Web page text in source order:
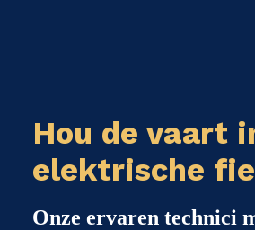
Hou de vaart
elektrische
Onze ervaren technici